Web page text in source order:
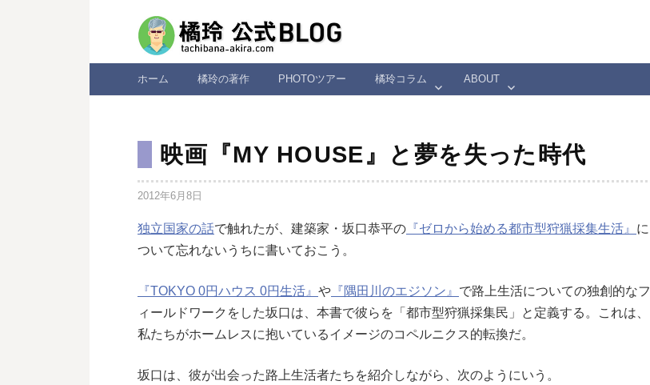
ツ
ホーム 橘玲の著作 PHOTOツアー 橘玲コラム ABOUT
映画『MY HOUSE』と夢を失った時代
2012年6月8日
独立国家の話で触れたが、建築家・坂口恭平の 『ゼロから始める都市型狩猟採集生活』 に
ついて忘れないうちに書いておこう。
『TOKYO 0円ハウス 0円生活』 や 『隅田川のエジソン』 で路上生活についての独創的なフ
ィールドワークをした坂口は、本書で彼らを「都市型狩猟採集民」と定義する。これは、
私たちがホームレスに抱いているイメージのコペルニクス的転換だ。
坂口は、彼が出会った路上生活者たちを紹介しながら、次のようにいう。